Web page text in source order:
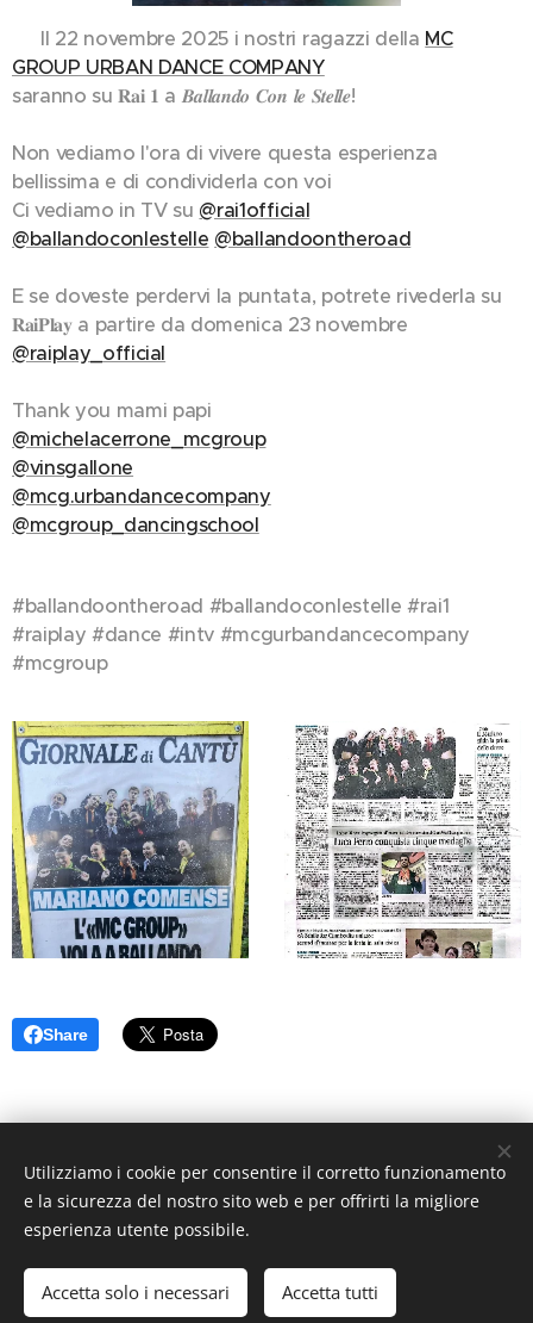
✨ Il 22 novembre 2025 i nostri ragazzi della MC
GROUP URBAN DANCE COMPANY
saranno su 𝐑𝐚𝐢 𝟏 a 𝑩𝒂𝒍𝒍𝒂𝒏𝒅𝒐 𝑪𝒐𝒏 𝒍𝒆 𝑺𝒕𝒆𝒍𝒍𝒆! 💃🕺
Non vediamo l'ora di vivere questa esperienza
bellissima e di condividerla con voi ❤
Ci vediamo in TV su @rai1official
@ballandoconlestelle @ballandoontheroad
E se doveste perdervi la puntata, potrete rivederla su
𝐑𝐚𝐢𝐏𝐥𝐚𝐲 a partire da domenica 23 novembre 🎬
@raiplay_official
Thank you mami papi 💫
@michelacerrone_mcgroup
@vinsgallone
@mcg.urbandancecompany
@mcgroup_dancingschool
#ballandoontheroad #ballandoconlestelle #rai1
#raiplay #dance #intv #mcgurbandancecompany
#mcgroup
Share
S.S.D. MC GROUP DANCING SCHOOL SRL
+39 333 232 0472 +39 349 220 0350
segreteria@mcgroupdancingschool.com
Utilizziamo i cookie per consentire il corretto funzionamento
e la sicurezza del nostro sito web e per offrirti la migliore
esperienza utente possibile.
Accetta solo i necessari Accetta tutti